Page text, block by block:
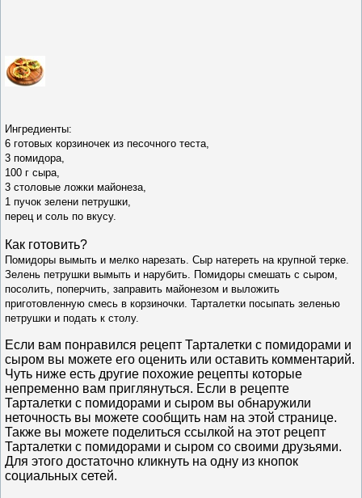
Ингредиенты:
6 готовых корзиночек из песочного теста,
3 помидора,
100 г сыра,
3 столовые ложки майонеза,
1 пучок зелени петрушки,
перец и соль по вкусу.
Как готовить?
Помидоры вымыть и мелко нарезать. Сыр натереть на крупной терке.
Зелень петрушки вымыть и нарубить. Помидоры смешать с сыром,
посолить, поперчить, заправить майонезом и выложить
приготовленную смесь в корзиночки. Тарталетки посыпать зеленью
петрушки и подать к столу.
Если вам понравился рецепт Тарталетки с помидорами и
сыром вы можете его оценить или оставить комментарий.
Чуть ниже есть другие похожие рецепты которые
непременно вам приглянуться. Если в рецепте
Тарталетки с помидорами и сыром вы обнаружили
неточность вы можете сообщить нам на этой странице.
Также вы можете поделиться ссылкой на этот рецепт
Тарталетки с помидорами и сыром со своими друзьями.
Для этого достаточно кликнуть на одну из кнопок
социальных сетей.